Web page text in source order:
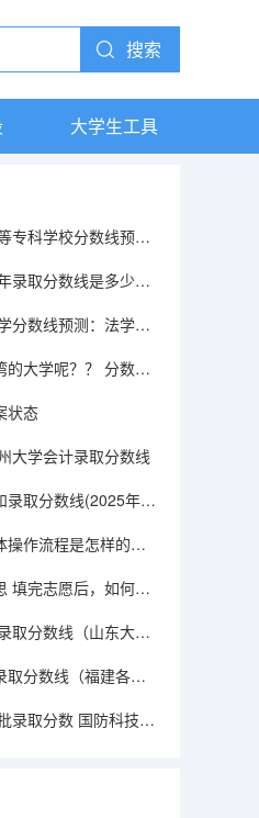
搜索
大学生工具
2026年山东电力高等专科学校分数线预测及往年分数参考
南京财经大学2026年录取分数线是多少？专业优势与就业前景全面解析
2026年中国政法大学分数线预测：法学界的黄埔军校
大陆学生怎么考台湾的大学呢？？ 分数线又是怎样的？？ 考取难度高不高？
状态
大学会计录取分数线
全国所有警校名单和录取分数线(2025年参考) 陕西提前批警校录取分数
高考志愿填报的具体操作流程是怎样的（江西高考志愿填报详细步骤）
志愿锁定是什么意思 填完志愿后，如何快速知道自己是否被录取
2025山东省各大学录取分数线（山东大学排名及录取分数线）
福州大学闽台合作录取分数线（福建各所大学法学系的分数线2025）
2025年山东省提前批录取分数 国防科技大学提前批山东录取分数线